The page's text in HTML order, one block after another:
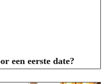
een eerste date?